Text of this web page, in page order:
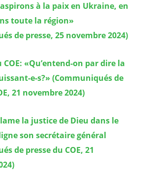
aspirons à la paix en Ukraine, en
toute la région»
de presse, 25 novembre 2024)
«Qu’entend-on par dire la
e-s?» (Communiqués de
21 novembre 2024)
la justice de Dieu dans le
son secrétaire général
de presse du COE, 21